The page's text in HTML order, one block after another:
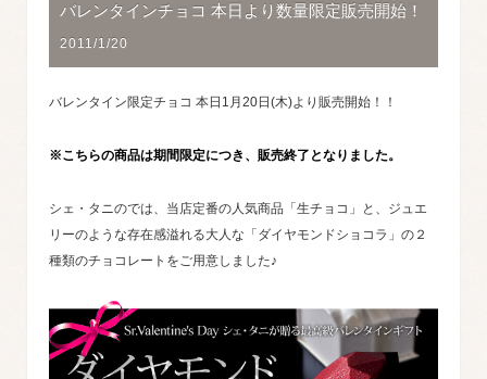
バレンタインチョコ 本日より数量限定販売開始！
2011/1/20
バレンタイン限定チョコ 本日1月20日(木)より販売開始！！
※こちらの商品は期間限定につき、販売終了となりました。
シェ・タニのでは、当店定番の人気商品「生チョコ」と、ジュエ
リーのような存在感溢れる大人な「ダイヤモンドショコラ」の２
種類のチョコレートをご用意しました♪